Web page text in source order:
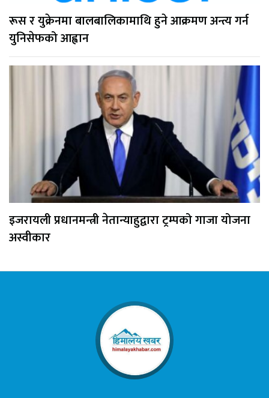
रूस र युक्रेनमा बालबालिकामाथि हुने आक्रमण अन्त्य गर्न
युनिसेफको आह्वान
इजरायली प्रधानमन्त्री नेतान्याहुद्वारा ट्रम्पको गाजा योजना
अस्वीकार